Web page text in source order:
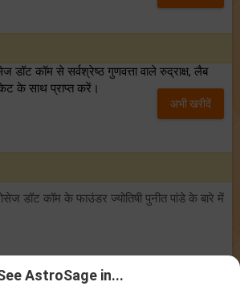
डॉट कॉम से सर्वश्रेष्ठ गुणवत्ता वाले रुद्राक्ष, लैब
के साथ प्राप्त करें।
अभी खरीदें
डॉट कॉम के फाउंडर ज्योतिषी पुनीत पांडे के बारे में
AstroSage in...